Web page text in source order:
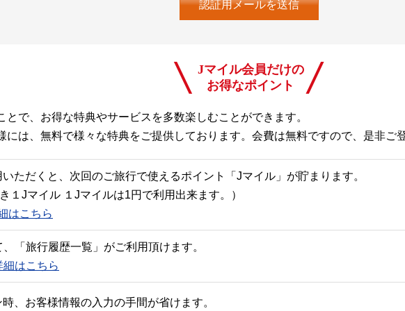
Jマイル会員だけの
お得なポイント
とで、お得な特典やサービスを多数楽しむことができます。
には、無料で様々な特典をご提供しております。会費は無料ですので、是非ご
ただくと、次回のご旅行で使えるポイント「Jマイル」が貯まります。
１Jマイル １Jマイルは1円で利用出来ます。）
はこちら
、「旅行履歴一覧」がご利用頂けます。
細はこちら
、お客様情報の入力の手間が省けます。